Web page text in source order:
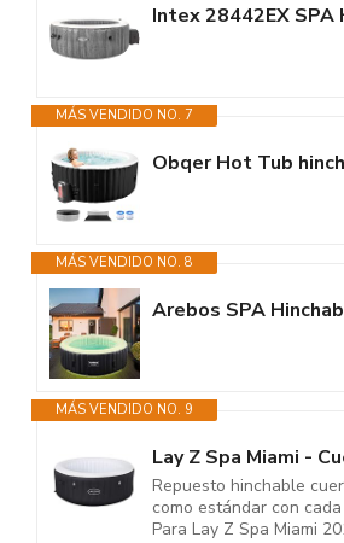
MÁS VENDIDO NO. 7
MÁS VENDIDO NO. 8
MÁS VENDIDO NO. 9
Repuesto hinchable
como estándar con
Para Lay Z Spa Miami